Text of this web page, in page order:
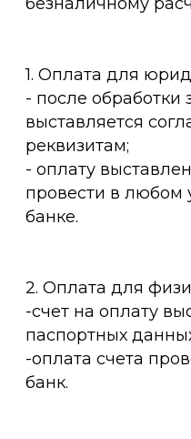
1. Оплата для
- после обработки
выставляется
реквизитам;
- оплату
провести в любом
банке.
2. Оплата для
-счет на оплату
паспортных
-оплата счета
банк.